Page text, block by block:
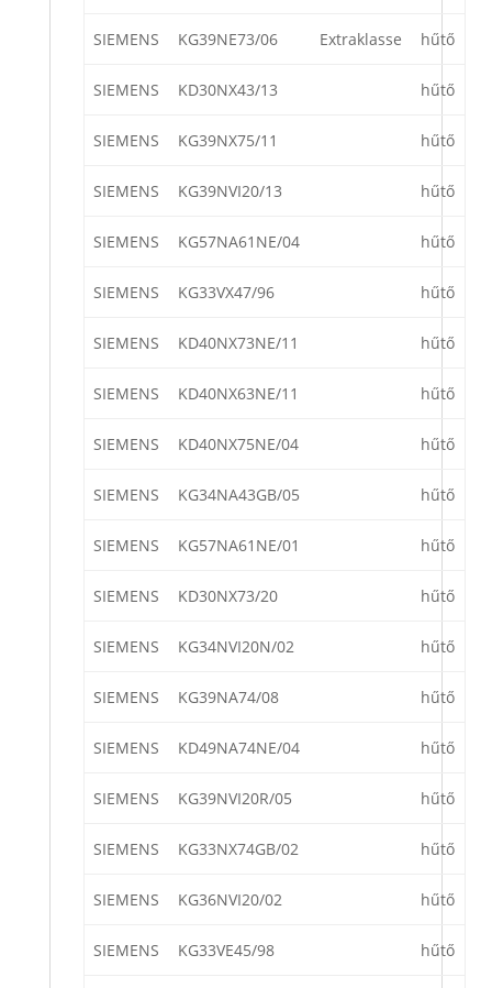
SIEMENS KG39NE73/06 Extraklasse hűtő
SIEMENS KD30NX43/13 hűtő
SIEMENS KG39NX75/11 hűtő
SIEMENS KG39NVI20/13 hűtő
SIEMENS KG57NA61NE/04 hűtő
SIEMENS KG33VX47/96 hűtő
SIEMENS KD40NX73NE/11 hűtő
SIEMENS KD40NX63NE/11 hűtő
SIEMENS KD40NX75NE/04 hűtő
SIEMENS KG34NA43GB/05 hűtő
SIEMENS KG57NA61NE/01 hűtő
SIEMENS KD30NX73/20 hűtő
SIEMENS KG34NVI20N/02 hűtő
SIEMENS KG39NA74/08 hűtő
SIEMENS KD49NA74NE/04 hűtő
SIEMENS KG39NVI20R/05 hűtő
SIEMENS KG33NX74GB/02 hűtő
SIEMENS KG36NVI20/02 hűtő
SIEMENS KG33VE45/98 hűtő